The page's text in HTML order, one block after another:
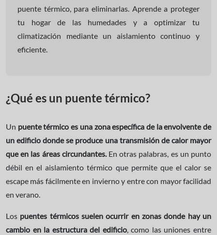
puente térmico, para eliminarlas. Aprende a proteger
tu hogar de las humedades y a optimizar tu
climatización mediante un aislamiento continuo y
eficiente.
¿Qué es un puente térmico?
Un puente térmico es una zona específica de la envolvente de
un edificio donde se produce una transmisión de calor mayor
que en las áreas circundantes. En otras palabras, es un punto
débil en el aislamiento térmico que permite que el calor se
escape más fácilmente en invierno y entre con mayor facilidad
en verano.
Los puentes térmicos suelen ocurrir en zonas donde hay un
cambio en la estructura del edificio, como las uniones entre